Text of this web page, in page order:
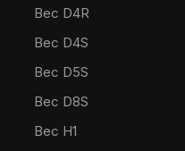
Bec D4R
Bec D4S
Bec D5S
Bec D8S
Bec H1